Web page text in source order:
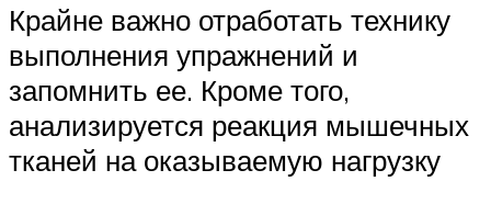
Крайне важно отработать технику
выполнения упражнений и
запомнить ее. Кроме того,
анализируется реакция мышечных
тканей на оказываемую нагрузку